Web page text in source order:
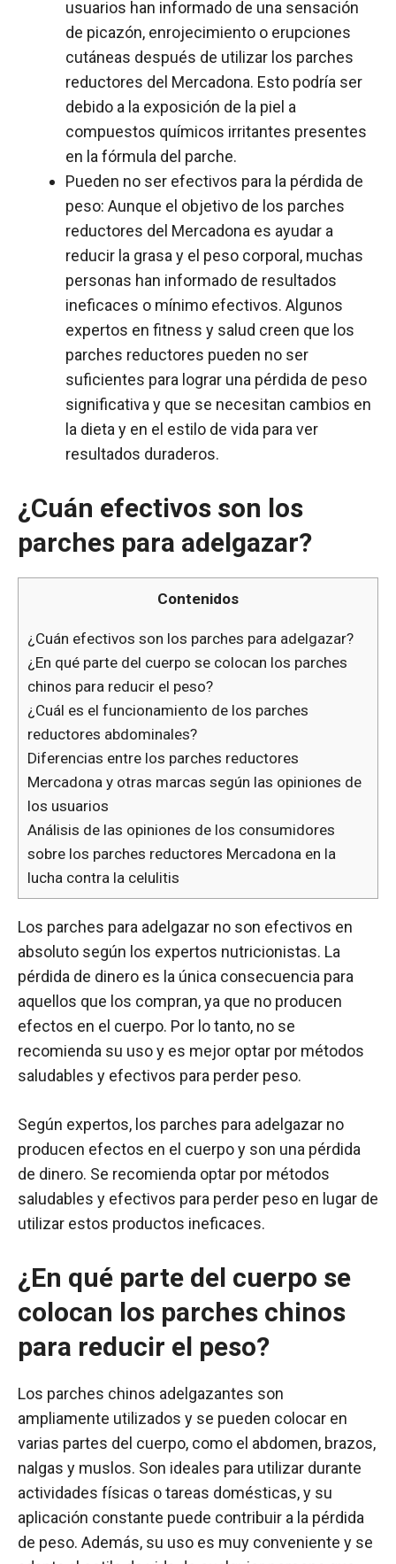
usuarios han informado de una sensación
de picazón, enrojecimiento o erupciones
cutáneas después de utilizar los parches
reductores del Mercadona. Esto podría ser
debido a la exposición de la piel a
compuestos químicos irritantes presentes
en la fórmula del parche.
Pueden no ser efectivos para la pérdida de
peso: Aunque el objetivo de los parches
reductores del Mercadona es ayudar a
reducir la grasa y el peso corporal, muchas
personas han informado de resultados
ineficaces o mínimo efectivos. Algunos
expertos en fitness y salud creen que los
parches reductores pueden no ser
suficientes para lograr una pérdida de peso
significativa y que se necesitan cambios en
la dieta y en el estilo de vida para ver
resultados duraderos.
¿Cuán efectivos son los
parches para adelgazar?
Contenidos
¿Cuán efectivos son los parches para adelgazar?
¿En qué parte del cuerpo se colocan los parches
chinos para reducir el peso?
¿Cuál es el funcionamiento de los parches
reductores abdominales?
Diferencias entre los parches reductores
Mercadona y otras marcas según las opiniones de
los usuarios
Análisis de las opiniones de los consumidores
sobre los parches reductores Mercadona en la
lucha contra la celulitis
Los parches para adelgazar no son efectivos en
absoluto según los expertos nutricionistas. La
pérdida de dinero es la única consecuencia para
aquellos que los compran, ya que no producen
efectos en el cuerpo. Por lo tanto, no se
recomienda su uso y es mejor optar por métodos
saludables y efectivos para perder peso.
Según expertos, los parches para adelgazar no
producen efectos en el cuerpo y son una pérdida
de dinero. Se recomienda optar por métodos
saludables y efectivos para perder peso en lugar de
utilizar estos productos ineficaces.
¿En qué parte del cuerpo se
colocan los parches chinos
para reducir el peso?
Los parches chinos adelgazantes son
ampliamente utilizados y se pueden colocar en
varias partes del cuerpo, como el abdomen, brazos,
nalgas y muslos. Son ideales para utilizar durante
actividades físicas o tareas domésticas, y su
aplicación constante puede contribuir a la pérdida
de peso. Además, su uso es muy conveniente y se